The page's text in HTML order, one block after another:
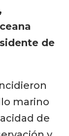
de
marino
de